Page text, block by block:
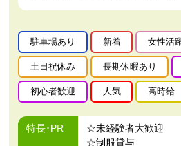
駐車場あり 新着 女性活
土日祝休み 長期休暇あり
初心者歓迎 人気 高時給
特長･PR
☆未経験者大歓迎
☆制服貸与